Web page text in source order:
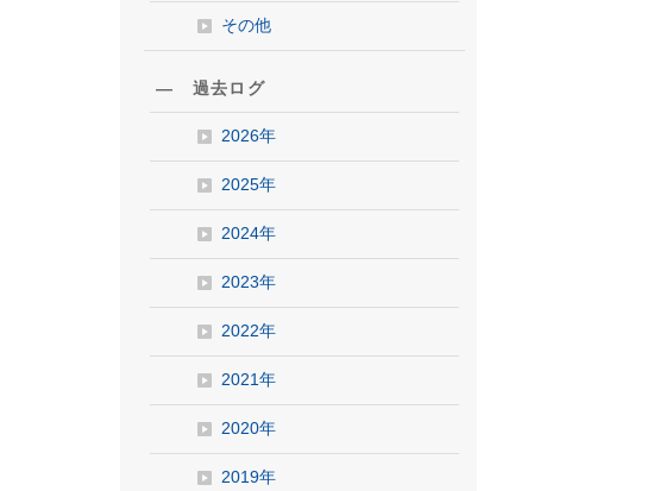
その他
― 過去ログ
2026年
2025年
2024年
2023年
2022年
2021年
2020年
2019年